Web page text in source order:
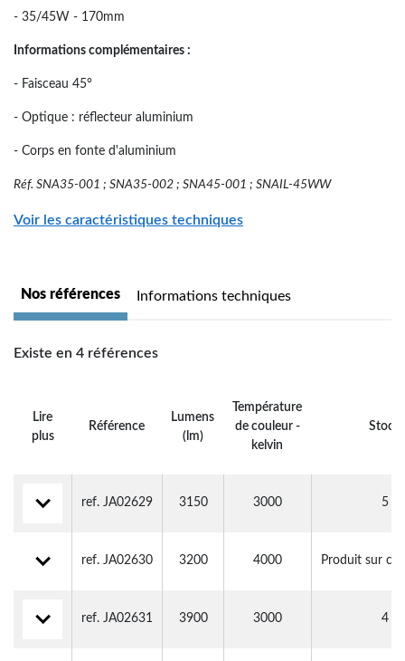
- 35/45W - 170mm
Informations complémentaires :
- Faisceau 45°
- Optique : réflecteur aluminium
- Corps en fonte d'aluminium
Réf. SNA35-001 ; SNA35-002 ; SNA45-001 ; SNAIL-45WW
Voir les caractéristiques techniques
Nos références Informations techniques
Existe en 4 références
Lire
plus
Référence
Lumens
(lm)
Température
de couleur -
kelvin
Stock
ref. JA02629 3150 3000 5
ref. JA02630 3200 4000 Produit sur
ref. JA02631 3900 3000 4